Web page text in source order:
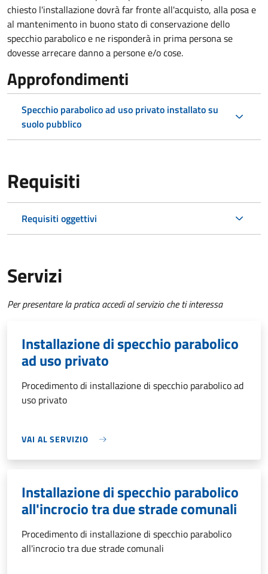
chiesto l'installazione dovrà far fronte all'acquisto, alla posa e
al mantenimento in buono stato di conservazione dello
specchio parabolico e ne risponderà in prima persona se
dovesse arrecare danno a persone e/o cose.
Approfondimenti
Specchio parabolico ad uso privato installato su
suolo pubblico
Requisiti
Requisiti oggettivi
Servizi
Per presentare la pratica accedi al servizio che ti interessa
Installazione di specchio parabolico
ad uso privato
Procedimento di installazione di specchio parabolico ad
uso privato
VAI AL SERVIZIO
Installazione di specchio parabolico
all'incrocio tra due strade comunali
Procedimento di installazione di specchio parabolico
all'incrocio tra due strade comunali